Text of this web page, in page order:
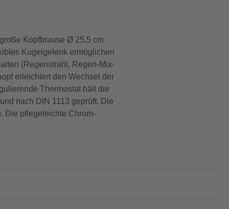
Kopfbrause Ø 25,5 cm
Kugelgelenk ermöglichen
(Regenstrahl, Regen-Mix-
erleichtert den Wechsel der
Thermostat hält die
nach DIN 1113 geprüft. Die
Die pflegeleichte Chrom-